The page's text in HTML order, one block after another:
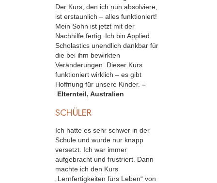
Der Kurs, den ich nun absolviere,
ist erstaunlich – alles funktioniert!
Mein Sohn ist jetzt mit der
Nachhilfe fertig. Ich bin Applied
Scholastics unendlich dankbar für
die bei ihm bewirkten
Veränderungen. Dieser Kurs
funktioniert wirklich – es gibt
Hoffnung für unsere Kinder. –
Elternteil, Australien
SCHÜLER
Ich hatte es sehr schwer in der
Schule und wurde nur knapp
versetzt. Ich war immer
aufgebracht und frustriert. Dann
machte ich den Kurs
„Lernfertigkeiten fürs Leben“ von